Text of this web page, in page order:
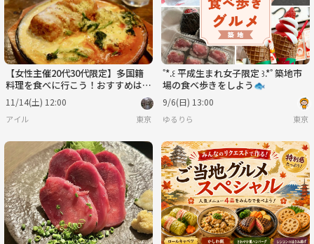
【女性主催20代30代限定】多国籍
料理を食べに行こう！おすすめは魚
介たっぷりペスカトーレ😺🐈
11/14(土) 12:00
アイル 東京
˚*.꒰ 平成生まれ女子限定 ꒱.*˚ 築地市
場の食べ歩きをしよう🐟
9/6(日) 13:00
ゆるりら 東京